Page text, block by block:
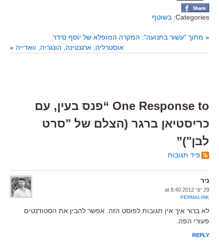
Categories: בשוטף
« מתוך "עשור בתנועה": המקרה המופלא של יוסף סידר
אוסטרליה, ארגנטינה, הונגריה, וואדייה »
One Response to “פנס בעין, עם
כריסטיאן ברגר (הצלם של "סרט
לבן")”
פיד תגובות
ניר
29 יוני 2012 at 8:40
PERMALINK
לא ברור איך אין תגובות לפוסט הזה. אפשר להבין את הסטודנטים
פעורי הפה.
REPLY